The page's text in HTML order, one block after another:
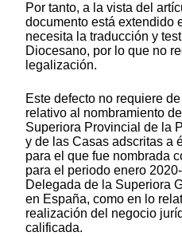
Por tanto, a la vista del
documento está extendido
necesita la traducción y
Diocesano, por lo que no
legalización.
Este defecto no requiere
relativo al nombramiento
Superiora Provincial de la
y de las Casas adscritas a
para el que fue nombrada
para el periodo enero
Delegada de la Superiora
en España, como en lo
realización del negocio
calificada.